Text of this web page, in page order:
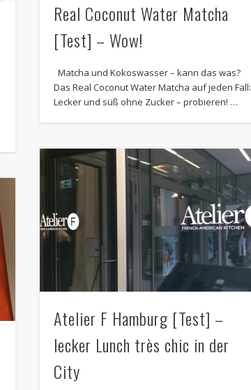
Real Coconut Water Matcha
[Test] – Wow!
Matcha und Kokoswasser – kann das was?
Das Real Coconut Water Matcha auf jeden Fall:
Lecker und süß ohne Zucker – probieren! …
Atelier F Hamburg [Test] –
lecker Lunch très chic in der
City